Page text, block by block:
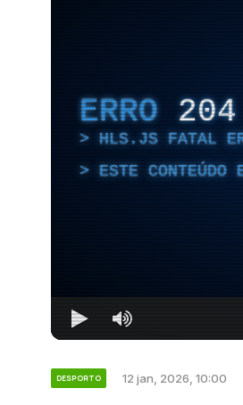
ERRO 204
HLS.JS FATAL
ESTE CONTEÚDO
DESPORTO 12 jan, 2026, 10:00